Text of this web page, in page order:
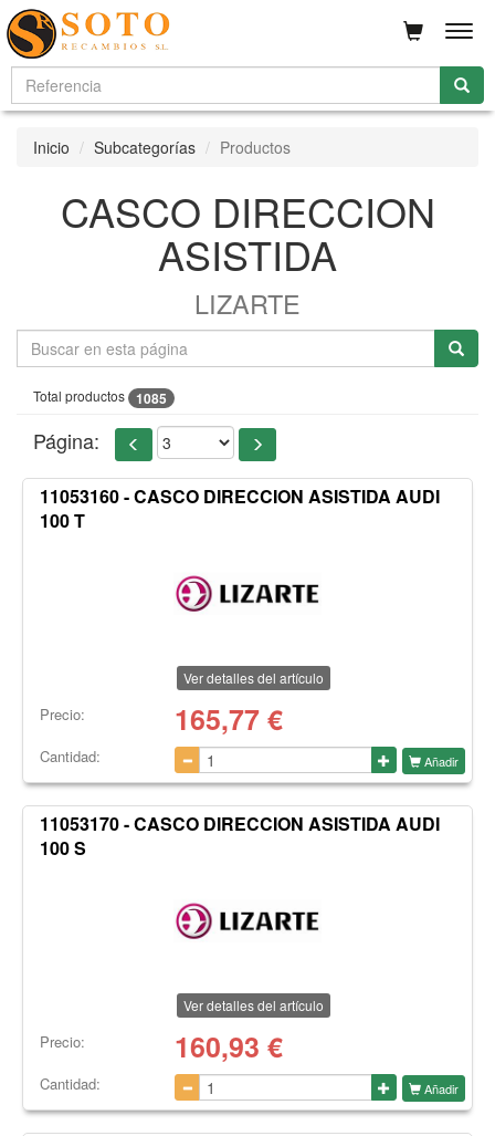
Inicio Subcategorías Productos
CASCO DIRECCION
ASISTIDA
LIZARTE
Total productos 1085
Página:
11053160 - CASCO DIRECCION ASISTIDA AUDI
100 T
Ver detalles del artículo
Precio: 165,77€
Cantidad: Añadir
11053170 - CASCO DIRECCION ASISTIDA AUDI
100 S
Ver detalles del artículo
Precio: 160,93 €
Cantidad: Añadir